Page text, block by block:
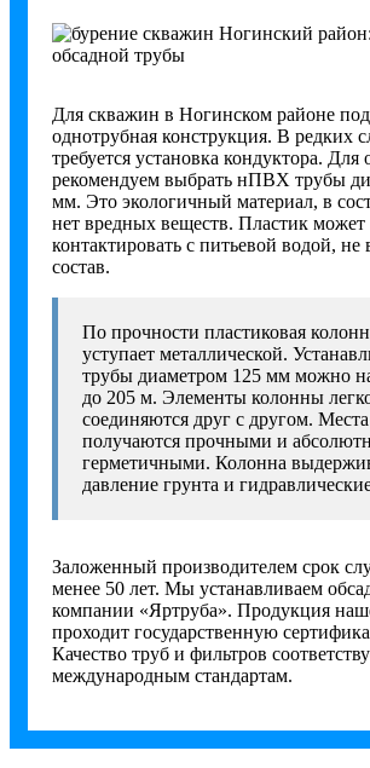
Для скважин в Ногинском районе
однотрубная конструкция. В редких
требуется установка кондуктора.
рекомендуем выбрать нПВХ трубы
мм. Это экологичный материал, в
нет вредных веществ. Пластик может
контактировать с питьевой водой, не
состав.
По прочности пластиковая
уступает металлической.
трубы диаметром 125 мм можно
до 205 м. Элементы колонны
соединяются друг с другом.
получаются прочными и
герметичными. Колонна
давление грунта и
Заложенный производителем срок
менее 50 лет. Мы устанавливаем
компании «Яртруба». Продукция
проходит государственную
Качество труб и фильтров
международным стандартам.